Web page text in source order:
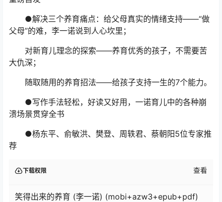
●解决三个养育痛点：给父母真实的情绪支持——“做
父母”的难，李一诺说到人心坎里；
对新育儿理念的探索——养育优秀的孩子，不需要苦
大仇深；
随取随用的养育招法——给孩子支持一生的7个能力。
●写作手法轻松，好读又好用，一诺育儿中的各种崩
溃场景贯穿全书
●杨东平、俞敏洪、樊登、周轶君、蔡朝阳5位专家推
荐
下载权限 查看
笑得出来的养育 (李一诺) (mobi+azw3+epub+pdf)